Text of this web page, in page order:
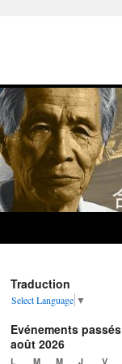
Traduction
Select Language ▼
Evénements passés
août 2026
L M M J V